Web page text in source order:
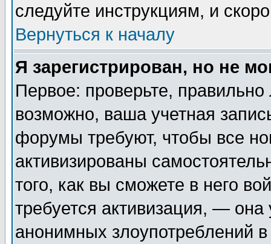
следуйте инструкциям, и
Вернуться к началу
Я зарегистрирован, но не
Первое: проверьте,
возможно, ваша учетная
форумы требуют, чтобы все
активизированы
того, как вы сможете в него
требуется активизация, —
анонимных злоупотреблений